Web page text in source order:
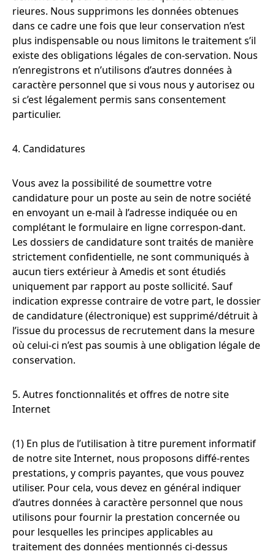
rieures. Nous supprimons les données obtenues
dans ce cadre une fois que leur conservation n’est
plus indispensable ou nous limitons le traitement s’il
existe des obligations légales de con-servation. Nous
n’enregistrons et n’utilisons d’autres données à
caractère personnel que si vous nous y autorisez ou
si c’est légalement permis sans consentement
particulier.
4. Candidatures
Vous avez la possibilité de soumettre votre
candidature pour un poste au sein de notre société
en envoyant un e-mail à l’adresse indiquée ou en
complétant le formulaire en ligne correspon-dant.
Les dossiers de candidature sont traités de manière
strictement confidentielle, ne sont communiqués à
aucun tiers extérieur à Amedis et sont étudiés
uniquement par rapport au poste sollicité. Sauf
indication expresse contraire de votre part, le dossier
de candidature (électronique) est supprimé/détruit à
l’issue du processus de recrutement dans la mesure
où celui-ci n’est pas soumis à une obligation légale de
conservation.
5. Autres fonctionnalités et offres de notre site
Internet
(1) En plus de l’utilisation à titre purement informatif
de notre site Internet, nous proposons diffé-rentes
prestations, y compris payantes, que vous pouvez
utiliser. Pour cela, vous devez en général indiquer
d’autres données à caractère personnel que nous
utilisons pour fournir la prestation concernée ou
pour lesquelles les principes applicables au
traitement des données mentionnés ci-dessus